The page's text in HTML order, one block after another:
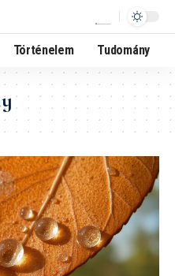
Történelem Tudomány